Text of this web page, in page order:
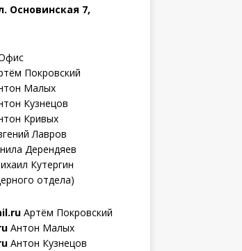
Основинская 7,
Покровский
Малых
Кузнецов
Кривых
Лавров
Дерендяев
Кутергин
отдела)
Артём Покровский
Антон Малых
Антон Кузнецов